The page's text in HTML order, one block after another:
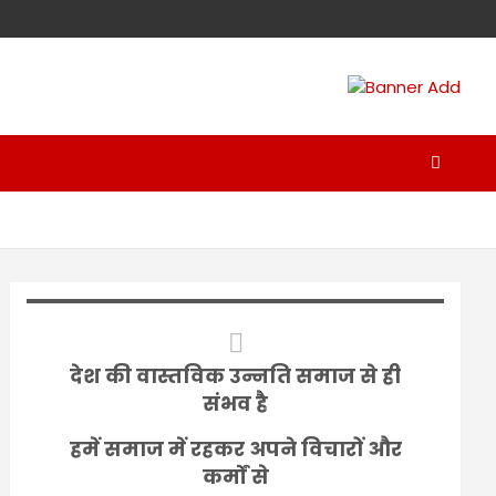
देश की वास्तविक उन्नति समाज से ही
संभव है
हमें समाज में रहकर अपने विचारों और
कर्मों से